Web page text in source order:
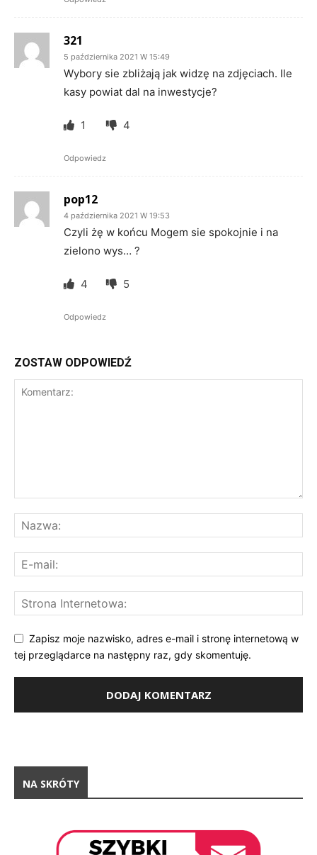
321
5 października 2021 W 15:49
Wybory sie zbliżają jak widzę na zdjęciach. Ile
kasy powiat dal na inwestycje?
1 4
Odpowiedz
pop12
4 października 2021 W 19:53
Czyli żę w końcu Mogem sie spokojnie i na
zielono wys… ?
4 5
Odpowiedz
ZOSTAW ODPOWIEDŹ
Zapisz moje nazwisko, adres e-mail i stronę internetową w
tej przeglądarce na następny raz, gdy skomentuję.
NA SKRÓTY